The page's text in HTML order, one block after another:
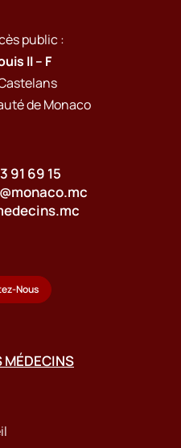
public :
II – F
de Monaco
91 69 15
Nous
MÉDECINS